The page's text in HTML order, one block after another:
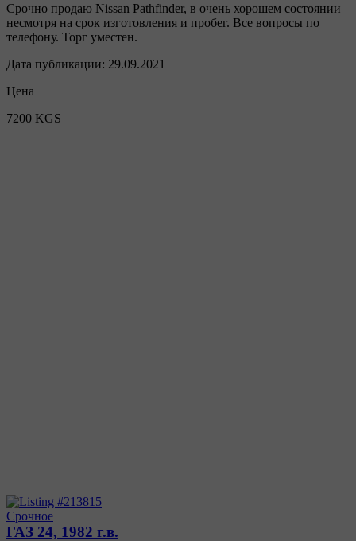
Срочно продаю Nissan Pathfinder, в очень хорошем состоянии
несмотря на срок изготовления и пробег. Все вопросы по
телефону. Торг уместен.
Дата публикации: 29.09.2021
Цена
7200 KGS
Срочное
ГАЗ 24, 1982 г.в.